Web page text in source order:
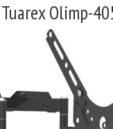
Olimp-